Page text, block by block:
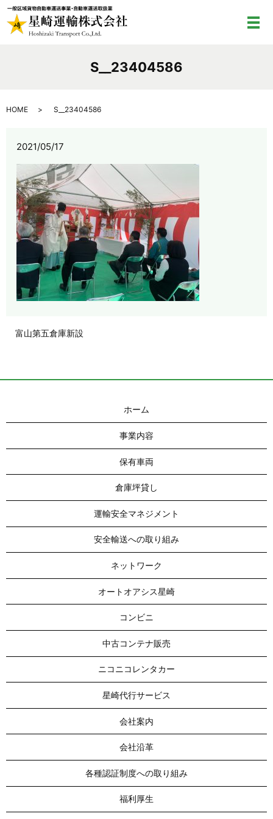
メ
S__23404586
HOME S__23404586
2021/05/17
富山第五倉庫新設
ホーム
事業内容
保有車両
倉庫坪貸し
運輸安全マネジメント
安全輸送への取り組み
ネットワーク
オートオアシス星崎
コンビニ
中古コンテナ販売
ニコニコレンタカー
星崎代行サービス
会社案内
会社沿革
各種認証制度への取り組み
福利厚生